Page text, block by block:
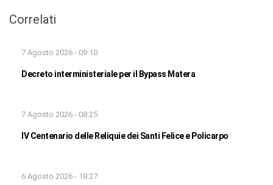
Correlati
7 Agosto 2026 - 09:10
Decreto interministeriale per il Bypass Matera
7 Agosto 2026 - 08:25
IV Centenario delle Reliquie dei Santi Felice e Policarpo
6 Agosto 2026 - 18:27